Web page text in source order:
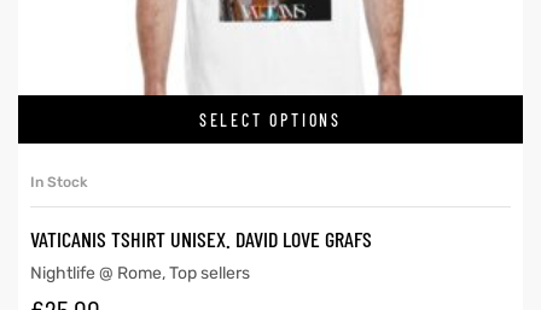
SELECT OPTIONS
In Stock
VATICANIS TSHIRT UNISEX. DAVID LOVE GRAFS
Nightlife @ Rome,Top sellers